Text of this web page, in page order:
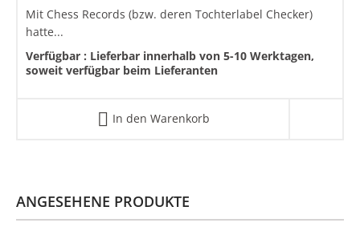
Mit Chess Records (bzw. deren Tochterlabel Checker)
hatte...
Verfügbar : Lieferbar innerhalb von 5-10 Werktagen,
soweit verfügbar beim Lieferanten
In den Warenkorb
ANGESEHENE PRODUKTE